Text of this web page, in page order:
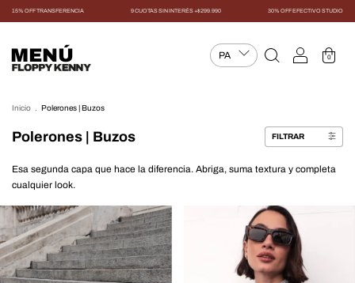
15% OFF TRANSFERENCIA 9 CUOTAS SIN INTERÉS +$299.990 30% OFF EFECTIVO STUDIO
MENÚ 0
Inicio Polerones | Buzos
Polerones | Buzos FILTRAR
Esa segunda capa que hace la diferencia. Abriga, suma textura y completa
cualquier look.